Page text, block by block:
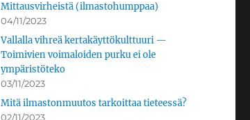
Mittausvirheistä (ilmastohumppaa)
04/11/2023
Vallalla vihreä kertakäyttökulttuuri —
Toimivien voimaloiden purku ei ole
ympäristöteko
03/11/2023
Mitä ilmastonmuutos tarkoittaa tieteessä?
02/11/2023